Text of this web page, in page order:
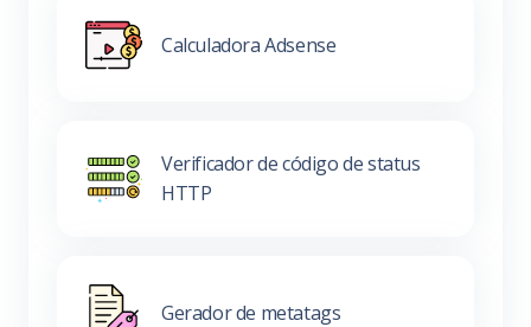
Calculadora Adsense
Verificador de código de status
HTTP
Gerador de metatags